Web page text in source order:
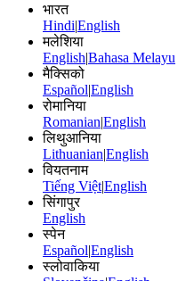
भारत
Hindi|English
मलेशिया
English|Bahasa Melayu
मैक्सिको
Español|English
रोमानिया
Romanian|English
लिथुआनिया
Lithuanian|English
वियतनाम
Tiếng Việt|English
सिंगापुर
English
स्पेन
Español|English
स्लोवाकिया